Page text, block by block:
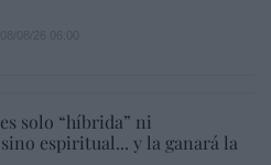
solo “híbrida” ni
espiritual... y la ganará la